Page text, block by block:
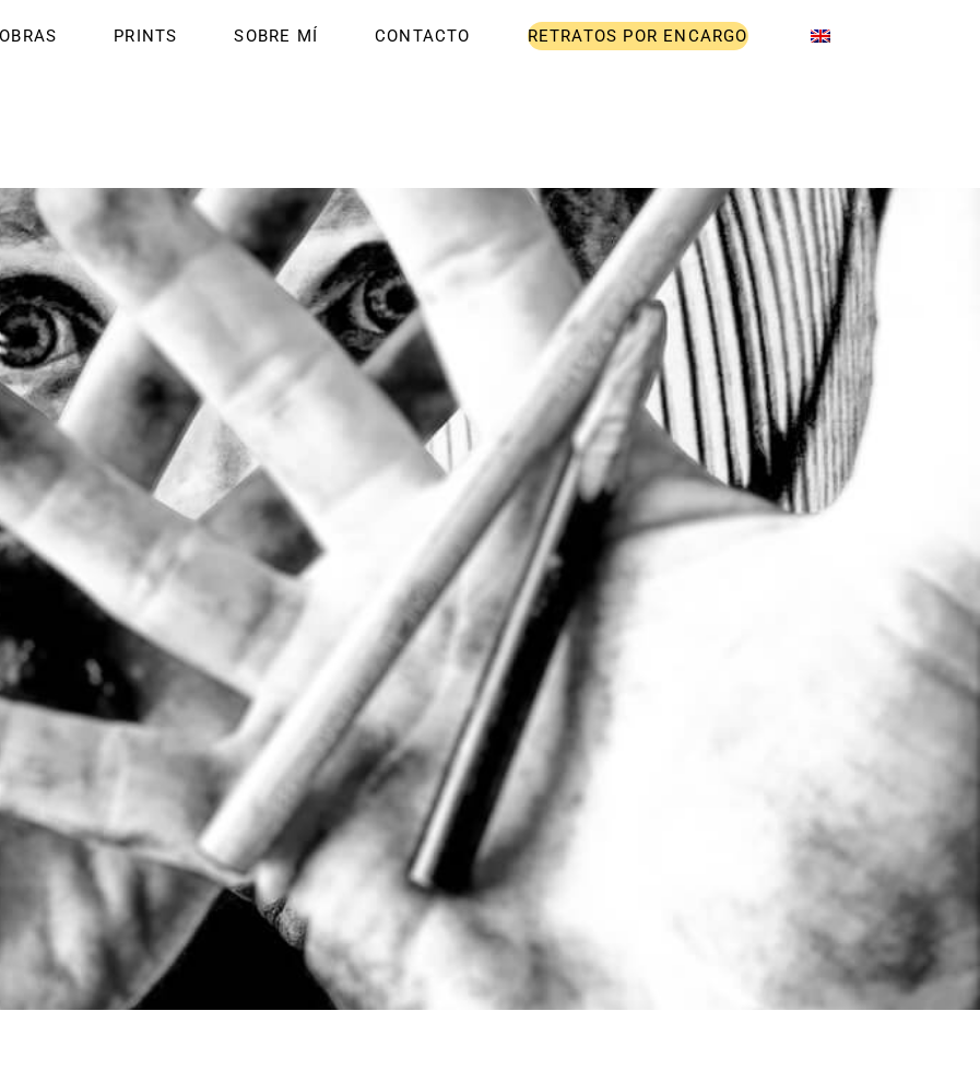
OBRAS PRINTS SOBRE MÍ CONTACTO RETRATOS POR ENCARGO